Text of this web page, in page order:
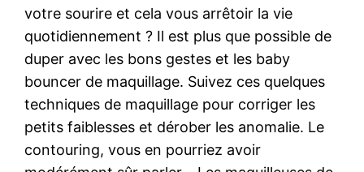
votre sourire et cela vous arrêtoir la vie
quotidiennement ? Il est plus que possible de
duper avec les bons gestes et les baby
bouncer de maquillage. Suivez ces quelques
techniques de maquillage pour corriger les
petits faiblesses et dérober les anomalie. Le
contouring, vous en pourriez avoir